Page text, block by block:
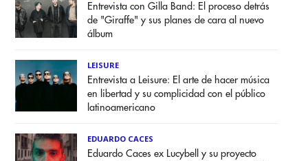
Entrevista con Gilla Band: El proceso detrás
de "Giraffe" y sus planes de cara al nuevo
álbum
LEISURE
Entrevista a Leisure: El arte de hacer música
en libertad y su complicidad con el público
latinoamericano
EDUARDO CACES
Eduardo Caces ex Lucybell y su proyecto